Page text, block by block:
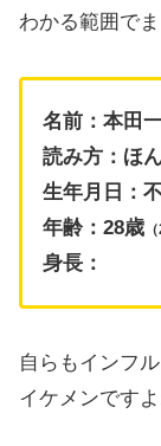
わかる範囲で
名前：本田
読み方：ほ
生年月日：
年齢：28歳
身長：
自らもインフ
イケメンですよ